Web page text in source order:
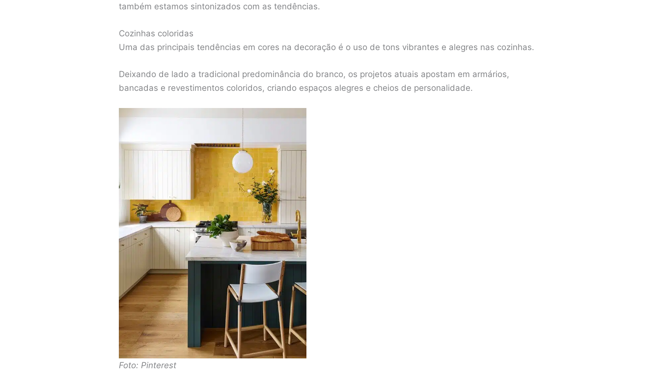
também estamos sintonizados com as tendências.
Cozinhas coloridas
Uma das principais tendências em cores na decoração é o uso de tons vibrantes e alegres nas cozinhas.
Deixando de lado a tradicional predominância do branco, os projetos atuais apostam em armários,
bancadas e revestimentos coloridos, criando espaços alegres e cheios de personalidade.
Foto: Pinterest